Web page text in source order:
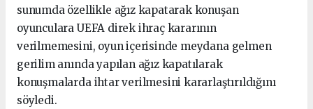
sunumda özellikle ağız kapatarak konuşan
oyunculara UEFA direk ihraç kararının
verilmemesini, oyun içerisinde meydana gelmen
gerilim anında yapılan ağız kapatılarak
konuşmalarda ihtar verilmesini kararlaştırıldığını
söyledi.